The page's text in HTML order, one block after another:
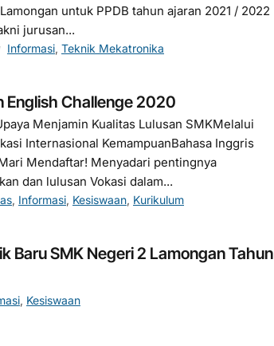
untuk PPDB tahun ajaran 2021 / 2022
jurusan...
Informasi, Teknik Mekatronika
English Challenge 2020
Menjamin Kualitas Lulusan SMKMelalui
Internasional KemampuanBahasa Inggris
Mendaftar! Menyadari pentingnya
dan lulusan Vokasi dalam...
, Informasi, Kesiswaan, Kurikulum
Baru SMK Negeri 2 Lamongan Tahun
, Kesiswaan